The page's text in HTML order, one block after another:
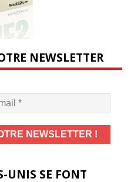
NEWSLETTER
UNIS SE FONT